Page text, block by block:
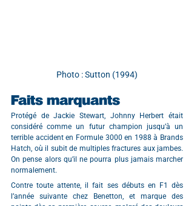
Photo : Sutton (1994)
Faits marquants
Protégé de Jackie Stewart, Johnny Herbert était
considéré comme un futur champion jusqu’à un
terrible accident en Formule 3000 en 1988 à Brands
Hatch, où il subit de multiples fractures aux jambes.
On pense alors qu’il ne pourra plus jamais marcher
normalement.
Contre toute attente, il fait ses débuts en F1 dès
l’année suivante chez Benetton, et marque des